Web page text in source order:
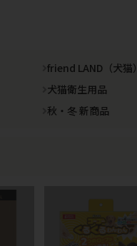
friend LAND（犬猫）
犬猫衛生用品
秋・冬 新商品